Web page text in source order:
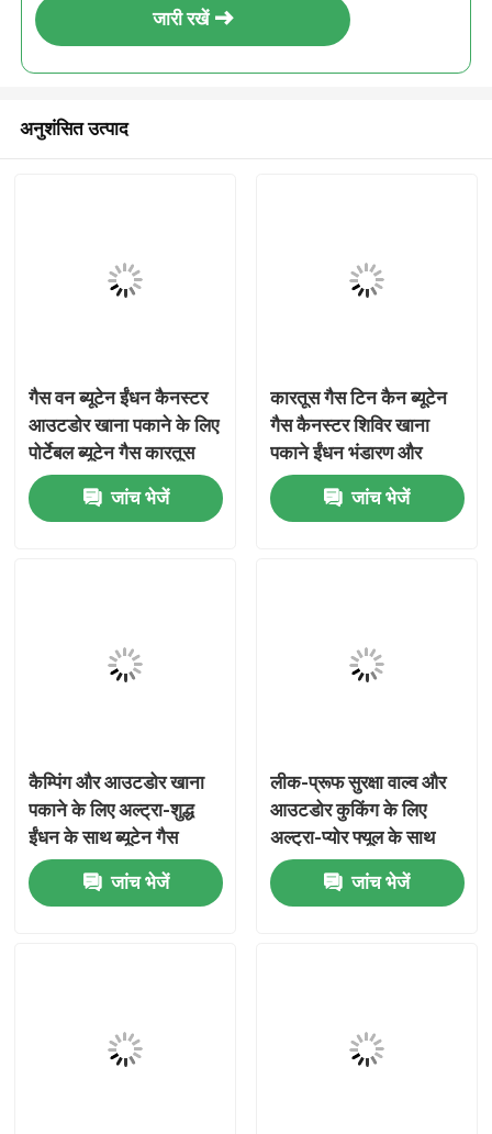
कारखाना भ्रमण
गुणवत्ता नियंत्रण
संपर्क करें
जारी रखें
अनुशंसित उत्पाद
गैस वन ब्यूटेन ईंधन कैनस्टर
आउटडोर खाना पकाने के लिए
पोर्टेबल ब्यूटेन गैस कारतूस
कैंपिंग स्टोव और ईंधन भंडारण
अनुप्रयोग
जांच भेजें
कारतूस गैस टिन कैन ब्यूटेन
गैस कैनस्टर शिविर खाना
पकाने ईंधन भंडारण और
पोर्टेबल आउटडोर अनुप्रयोगों
के लिए
जांच भेजें
कैम्पिंग और आउटडोर खाना
पकाने के लिए अल्ट्रा-शुद्ध
ईंधन के साथ ब्यूटेन गैस
कनस्तर
जांच भेजें
लीक-प्रूफ सुरक्षा वाल्व और
आउटडोर कुकिंग के लिए
अल्ट्रा-प्योर फ्यूल के साथ
रिफिल करने योग्य ब्यूटेन गैस
कनस्तर
जांच भेजें